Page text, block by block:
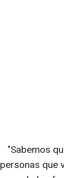
"Sabemos
personas que